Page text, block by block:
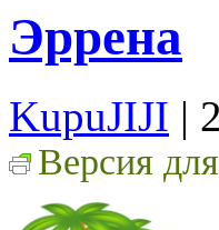
Эррена
KupuJIJI |
Версия